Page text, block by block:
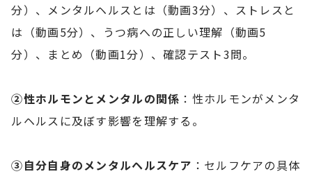
分）、メンタルヘルスとは（動画3分）、ストレスと
は（動画5分）、うつ病への正しい理解（動画5
分）、まとめ（動画1分）、確認テスト3問。
②性ホルモンとメンタルの関係 ：性ホルモンがメンタ
ルヘルスに及ぼす影響を理解する。
③自分自身のメンタルヘルスケア ：セルフケアの具体